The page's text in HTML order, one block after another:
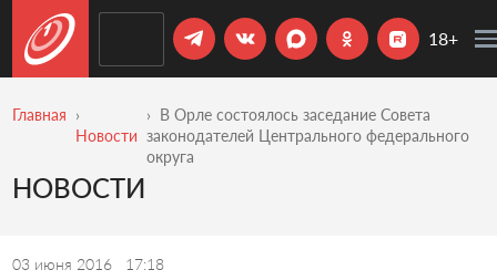
18+
Главная
Новости
В Орле состоялось заседание Совета
законодателей Центрального федерального
округа
НОВОСТИ
03 июня 2016 17:18